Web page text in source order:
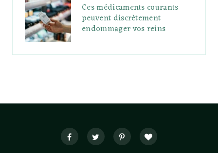
Ces médicaments courants
peuvent discrètement
endommager vos reins